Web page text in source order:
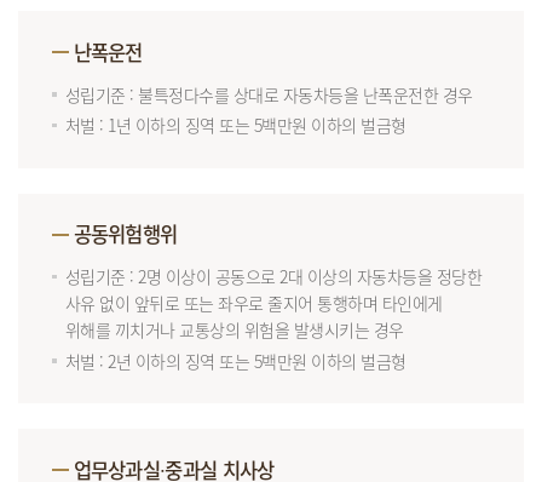
난폭운전
성립기준 : 불특정다수를 상대로 자동차등을 난폭운전한 경우
처벌 : 1년 이하의 징역 또는 5백만원 이하의 벌금형
공동위험행위
성립기준 : 2명 이상이 공동으로 2대 이상의 자동차등을 정당한
사유 없이 앞뒤로 또는 좌우로 줄지어 통행하며 타인에게
위해를 끼치거나 교통상의 위험을 발생시키는 경우
처벌 : 2년 이하의 징역 또는 5백만원 이하의 벌금형
업무상과실∙중과실 치사상